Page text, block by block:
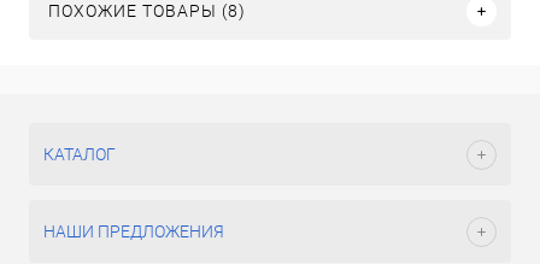
ПОХОЖИЕ ТОВАРЫ (8)
КАТАЛОГ
НАШИ ПРЕДЛОЖЕНИЯ